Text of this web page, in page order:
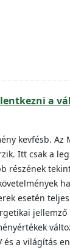
a
kevfésb. Az
Itt csak a
részének
esetén
és a világítás